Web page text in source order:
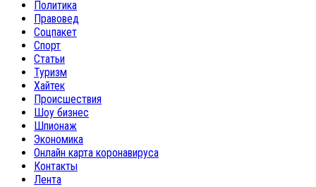
Политика
Правовед
Соцпакет
Спорт
Статьи
Туризм
Хайтек
Происшествия
Шоу бизнес
Шпионаж
Экономика
Онлайн карта коронавируса
Контакты
Лента